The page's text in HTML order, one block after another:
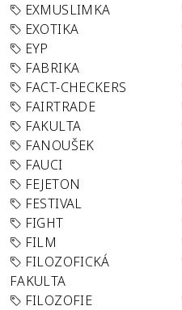
EXMUSLIMKA
EXOTIKA
EYP
FABRIKA
FACT-CHECKERS
FAIRTRADE
FAKULTA
FANOUŠEK
FAUCI
FEJETON
FESTIVAL
FIGHT
FILM
FILOZOFICKÁ
FAKULTA
FILOZOFIE